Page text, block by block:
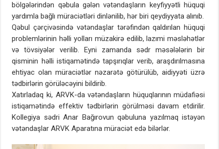
bölgələrindən qəbula gələn vətəndaşların keyfiyyətli hüquqi
yardımla bağlı müraciətləri dinlənilib, hər biri qeydiyyata alınıb.
Qəbul çərçivəsində vətəndaşlar tərəfindən qaldırılan hüquqi
problemlərinin həlli yolları müzakirə edilib, lazımi məsləhətlər
və tövsiyələr verilib. Eyni zamanda sədr məsələlərin bir
qisminin həlli istiqamətində tapşırıqlar verib, araşdırılmasına
ehtiyac olan müraciətlər nəzarətə götürülüb, aidiyyəti üzrə
tədbirlərin görüləcəyini bildirib.
Xatırladaq ki, ARVK-da vətəndaşların hüquqlarının müdafiəsi
istiqamətində effektiv tədbirlərin görülməsi davam etdirilir.
Kollegiya sədri Anar Bağırovun qəbuluna yazılmaq istəyən
vətəndaşlar ARVK Aparatına müraciət edə bilərlər.